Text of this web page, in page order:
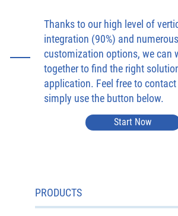
Thanks to our high level of
integration (90%) and numerous
customization options, we can
together to find the right
application. Feel free to
simply use the button below.
Start Now
PRODUCTS